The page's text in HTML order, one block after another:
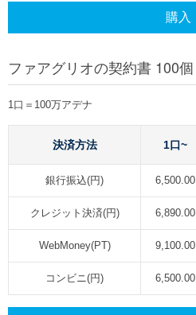
購入
ファアグリオの契約書 100個
1口＝100万アデナ
決済方法 1口~
銀行振込(円) 6,500.00
クレジット決済(円) 6,890.00
WebMoney(PT) 9,100.00
コンビニ(円) 6,500.00